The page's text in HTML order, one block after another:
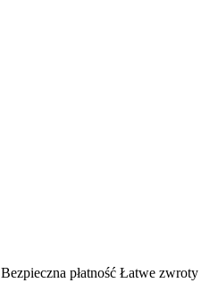
Bezpieczna płatność Łatwe zwroty